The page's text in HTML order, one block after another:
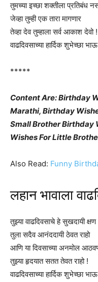
तुमच्या इच्छा शक्तीला प्रतिबंध
जेव्हा तुम्ही एक तारा मागणार
तेव्हा देव तुम्हाला सर्व आकाश देवो !
वाढदिवसाच्या हार्दिक शुभेच्छा भाऊ
*****
Content Are: Birthday
Marathi, Birthday
Small Brother Birthday
Wishes For Little
Also Read: Funny
लहान भावाला
तुझ्या वाढदिवसाचे हे सुखदायी क्षण
तुला सदैव आनंददायी ठेवत राहो
आणि या दिवसाच्या अनमोल
तुझ्या हृदयात सतत तेवत राहो !
वाढदिवसाच्या हार्दिक शुभेच्छा भाऊ